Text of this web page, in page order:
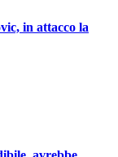
in attacco la